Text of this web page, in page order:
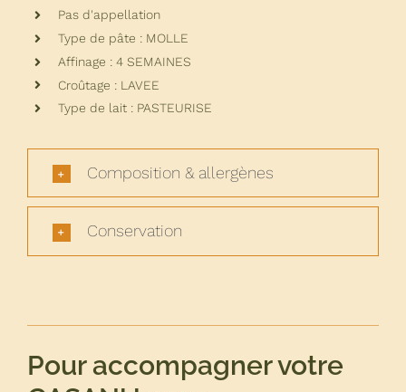
Pas d'appellation
Type de pâte : MOLLE
Affinage : 4 SEMAINES
Croûtage : LAVEE
Type de lait : PASTEURISE
Composition & allergènes
Conservation
Pour accompagner votre